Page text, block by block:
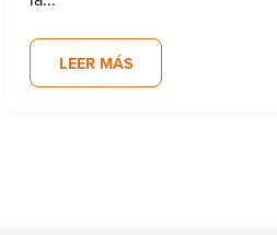
LEER MÁS